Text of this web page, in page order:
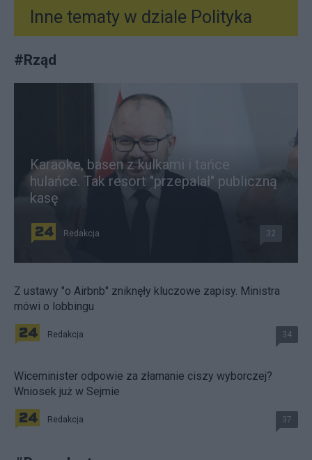
Inne tematy w dziale Polityka
#Rząd
Karaoke, basen z kulkami i tańce
hulańce. Tak resort "przepalał" publiczną
kasę
Redakcja 32
Z ustawy "o Airbnb" zniknęły kluczowe zapisy. Ministra
mówi o lobbingu
Redakcja 34
Wiceminister odpowie za złamanie ciszy wyborczej?
Wniosek już w Sejmie
Redakcja 37